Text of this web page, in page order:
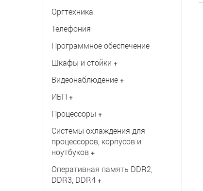
Оргтехника
Телефония
Программное обеспечение
Шкафы и стойки +
Видеонаблюдение +
ИБП +
Процессоры +
Системы охлаждения для
процессоров, корпусов и
ноутбуков +
Оперативная память DDR2,
DDR3, DDR4 +